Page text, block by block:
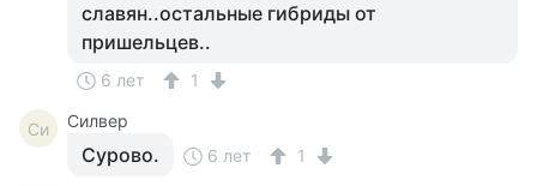
славян..остальные гибриды от
пришельцев..
6 лет 1
Си Силвер
Сурово. 6 лет 1